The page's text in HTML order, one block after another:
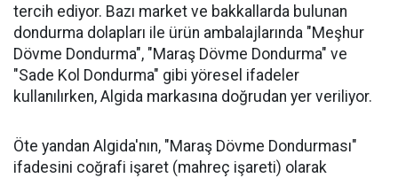
tercih ediyor. Bazı market ve bakkallarda bulunan
dondurma dolapları ile ürün ambalajlarında "Meşhur
Dövme Dondurma", "Maraş Dövme Dondurma" ve
"Sade Kol Dondurma" gibi yöresel ifadeler
kullanılırken, Algida markasına doğrudan yer veriliyor.
Öte yandan Algida'nın, "Maraş Dövme Dondurması"
ifadesini coğrafi işaret (mahreç işareti) olarak